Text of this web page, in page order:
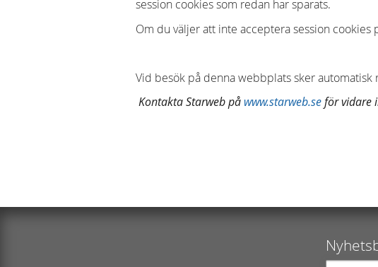
session cookies som redan har sparats.
Om du väljer att inte acceptera session
Vid besök på denna webbplats sker automatisk
Kontakta Starweb på www.starweb.seför vidare